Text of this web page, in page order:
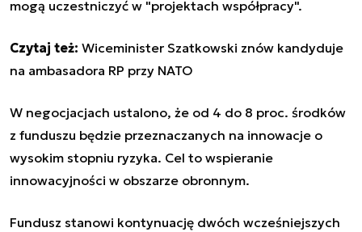
mogą uczestniczyć w "projektach współpracy".
Czytaj też: Wiceminister Szatkowski znów kandyduje
na ambasadora RP przy NATO
W negocjacjach ustalono, że od 4 do 8 proc. środków
z funduszu będzie przeznaczanych na innowacje o
wysokim stopniu ryzyka. Cel to wspieranie
innowacyjności w obszarze obronnym.
Fundusz stanowi kontynuację dwóch wcześniejszych